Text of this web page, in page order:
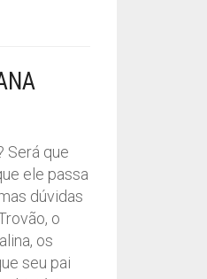
Será que
ele passa
dúvidas
o
os
seu pai